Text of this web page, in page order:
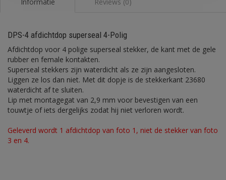
DPS-4 afdichtdop superseal 4-Polig
Afdichtdop voor 4 polige superseal stekker, de kant met de gele
rubber en female kontakten.
Superseal stekkers zijn waterdicht als ze zijn aangesloten.
Liggen ze los dan niet. Met dit dopje is de stekkerkant 23680
waterdicht af te sluiten.
Lip met montagegat van 2,9 mm voor bevestigen van een
touwtje of iets dergelijks zodat hij niet verloren wordt.
Geleverd wordt 1 afdichtdop van foto 1, niet de stekker van foto
3 en 4.